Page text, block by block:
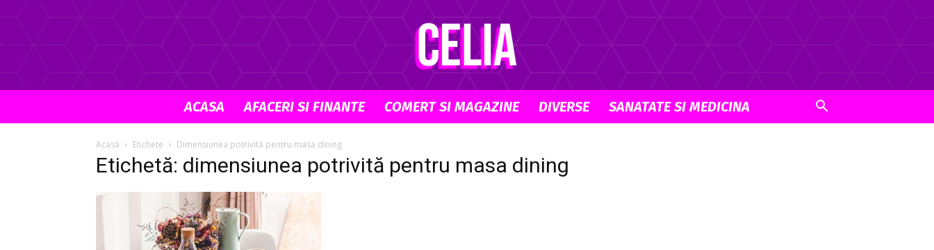
ACASA AFACERI SI FINANTE COMERT SI MAGAZINE DIVERSE SANATATE SI MEDICINA
Acasă Etichete Dimensiunea potrivită pentru masa dining
Etichetă: dimensiunea potrivită pentru masa dining